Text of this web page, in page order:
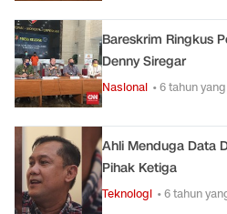
Bareskrim Ringkus
Denny Siregar
Nasional • 6 tahun
Ahli Menduga Data
Pihak Ketiga
Teknologi • 6 tahun